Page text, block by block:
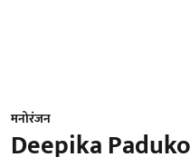
मनोरंजन
Deepika